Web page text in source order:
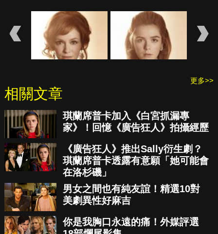
更多>>
相關文章
琪蘭席普卡加入《白宮抓漏專
家》！回憶《廣告狂人》拍攝經歷
《廣告狂人》推出Sally衍生劇？
琪蘭席普卡透露有意願「她可能會
在洛杉磯」
男女之間也有純友誼！精選10對
美劇異性好麻吉
你是我胸口永遠的痛！外媒評選